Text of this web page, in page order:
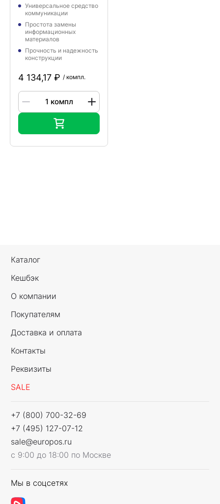
Универсальное средство
коммуникации
Простота замены
информационных
материалов
Прочность и надежность
конструкции
4 134,17 ₽ / компл.
Каталог
Кешбэк
О компании
Покупателям
Доставка и оплата
Контакты
Реквизиты
SALE
+7 (800) 700-32-69
+7 (495) 127-07-12
sale@europos.ru
с 9:00 до 18:00 по Москве
Мы в соцсетях